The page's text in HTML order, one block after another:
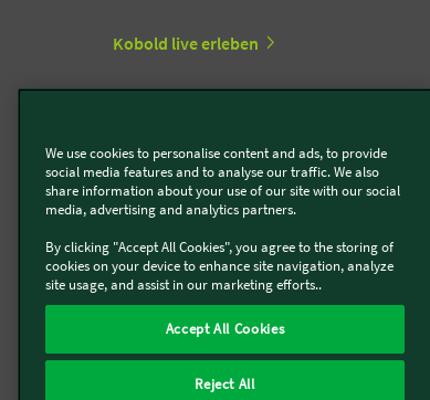
Kobold live erleben
Support Center
Zum Vorwerk Support Center
Retourenlabel erstellen
Bestellung widerrufen
We use cookies to personalise content and ads, to provide
social media features and to analyse our traffic. We also
share information about your use of our site with our social
media, advertising and analytics partners.
By clicking "Accept All Cookies", you agree to the storing of
cookies on your device to enhance site navigation, analyze
site usage, and assist in our marketing efforts..
Accept All Cookies
Reject All